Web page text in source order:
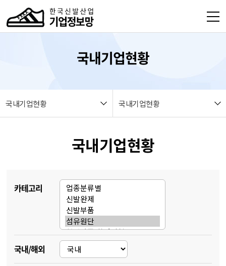
본문 바로가기
열기
국내기업현황
국내기업현황 국내기업현황
국내기업현황
카테고리
국내/해외